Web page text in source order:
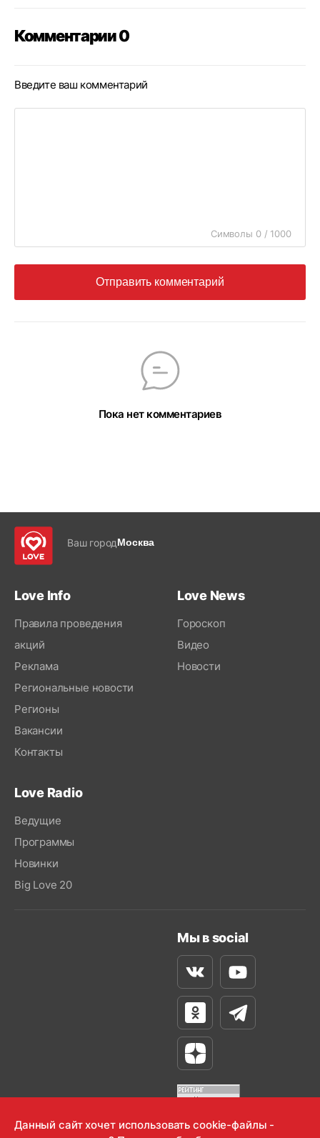
Комментарии 0
Введите ваш комментарий
Символы 0 / 1000
Отправить комментарий
Пока нет комментариев
Ваш городМосква
Love Info
Правила проведения
акций
Реклама
Региональные новости
Регионы
Вакансии
Контакты
Love News
Гороскоп
Видео
Новости
Love Radio
Ведущие
Программы
Новинки
Big Love 20
Мы в social
ВконтактеYoutube
Одноклассники
Телеграм
Яндекс Дзен
Данный сайт хочет использовать cookie-файлы -